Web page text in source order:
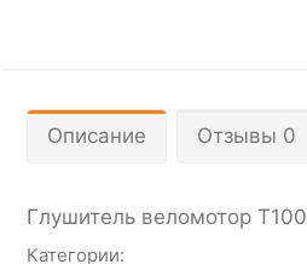
Описание Отзывы 0
Глушитель веломотор Т100
Категории: